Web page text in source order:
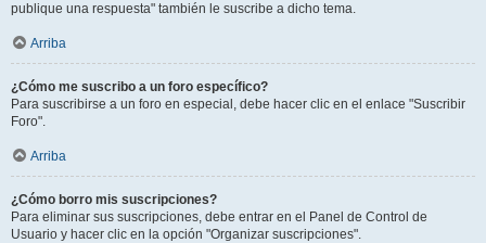
publique una respuesta" también le suscribe a dicho tema.
Arriba
¿Cómo me suscribo a un foro específico?
Para suscribirse a un foro en especial, debe hacer clic en el enlace "Suscribir
Foro".
Arriba
¿Cómo borro mis suscripciones?
Para eliminar sus suscripciones, debe entrar en el Panel de Control de
Usuario y hacer clic en la opción "Organizar suscripciones".